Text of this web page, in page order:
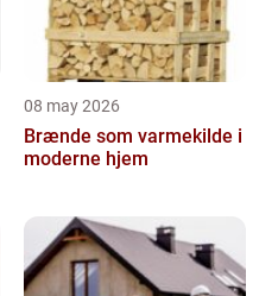
08 may 2026
Brænde som varmekilde i
moderne hjem